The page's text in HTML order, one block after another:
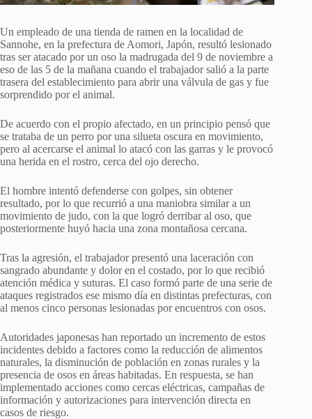
Un empleado de una tienda de ramen en la localidad de
Sannohe, en la prefectura de Aomori, Japón, resultó lesionado
tras ser atacado por un oso la madrugada del 9 de noviembre a
eso de las 5 de la mañana cuando el trabajador salió a la parte
trasera del establecimiento para abrir una válvula de gas y fue
sorprendido por el animal.
De acuerdo con el propio afectado, en un principio pensó que
se trataba de un perro por una silueta oscura en movimiento,
pero al acercarse el animal lo atacó con las garras y le provocó
una herida en el rostro, cerca del ojo derecho.
El hombre intentó defenderse con golpes, sin obtener
resultado, por lo que recurrió a una maniobra similar a un
movimiento de judo, con la que logró derribar al oso, que
posteriormente huyó hacia una zona montañosa cercana.
Tras la agresión, el trabajador presentó una laceración con
sangrado abundante y dolor en el costado, por lo que recibió
atención médica y suturas. El caso formó parte de una serie de
ataques registrados ese mismo día en distintas prefecturas, con
al menos cinco personas lesionadas por encuentros con osos.
Autoridades japonesas han reportado un incremento de estos
incidentes debido a factores como la reducción de alimentos
naturales, la disminución de población en zonas rurales y la
presencia de osos en áreas habitadas. En respuesta, se han
implementado acciones como cercas eléctricas, campañas de
información y autorizaciones para intervención directa en
casos de riesgo.